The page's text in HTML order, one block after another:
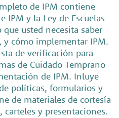
de IPM contiene
IPM y la Ley de Escuelas
usted necesita saber
y cómo implementar IPM.
de verificación para
de Cuidado Temprano
de IPM. Inluye
políticas, formularios y
de materiales de cortesía
y presentaciones.